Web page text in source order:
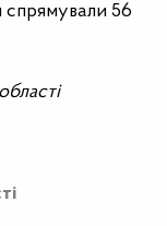
спрямували 56